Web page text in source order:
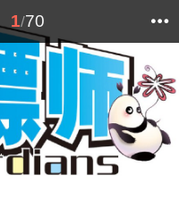
1/70